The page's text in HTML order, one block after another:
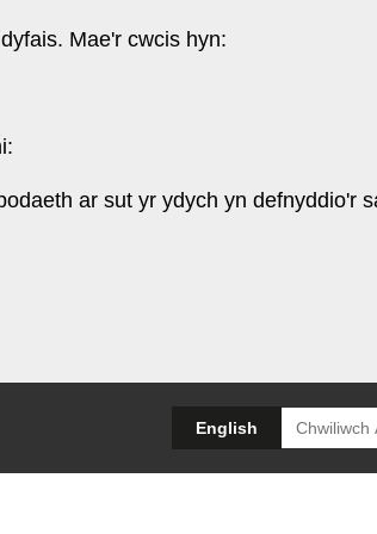
Mae'r cwcis hyn:
ar sut yr ydych yn defnyddio'r
English
Search
for: